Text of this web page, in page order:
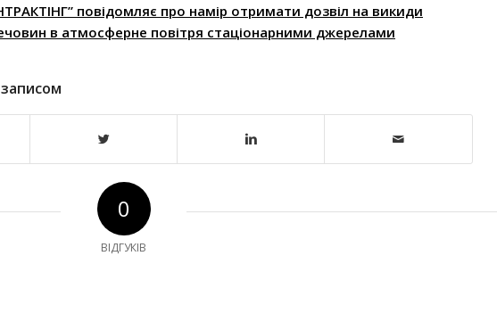
повідомляє про намір отримати дозвіл на викиди
в атмосферне повітря стаціонарними джерелами
0
ВІДГУКІВ